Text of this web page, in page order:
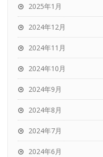
2025年1月
2024年12月
2024年11月
2024年10月
2024年9月
2024年8月
2024年7月
2024年6月